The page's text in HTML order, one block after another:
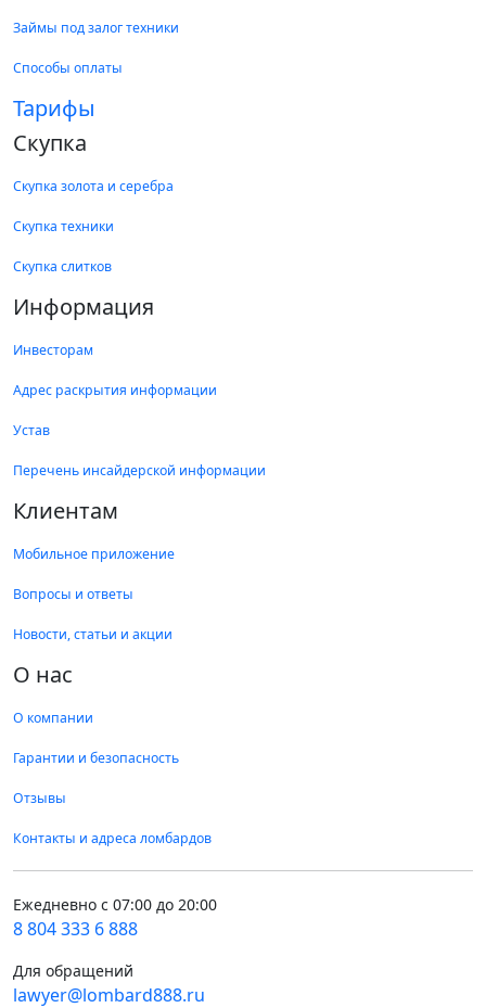
Займы под залог техники
Способы оплаты
Тарифы
Скупка
Скупка золота и серебра
Скупка техники
Скупка слитков
Информация
Инвесторам
Адрес раскрытия информации
Устав
Перечень инсайдерской информации
Клиентам
Мобильное приложение
Вопросы и ответы
Новости, статьи и акции
О нас
О компании
Гарантии и безопасность
Отзывы
Контакты и адреса ломбардов
Ежедневно с 07:00 до 20:00
8 804 333 6 888
Для обращений
lawyer@lombard888.ru